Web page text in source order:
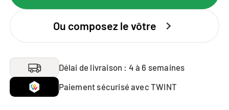
Ou composez le vôtre
Délai de livraison : 4 à 6 semaines
Paiement sécurisé avec TWINT